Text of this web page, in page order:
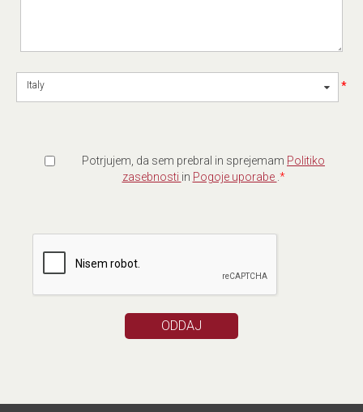
Italy *
Potrjujem, da sem prebral in sprejemam Politiko
zasebnosti in Pogoje uporabe *